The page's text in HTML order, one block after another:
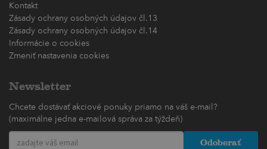
Kontakt
Zásady ochrany osobných údajov čl.13
Zásady ochrany osobných údajov čl.14
Informácie o cookies
Zmeniť nastavenia cookies
Newsletter
Chcete dostávať akciové ponuky priamo na váš e-mail?
(maximálne jedna e-mailová správa za týždeň)
Odoberať